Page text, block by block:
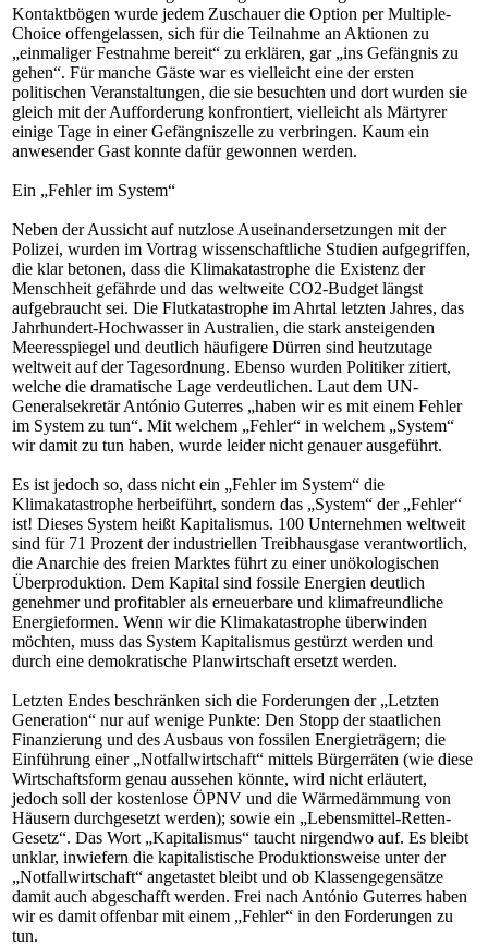
Kontaktbögen wurde jedem Zuschauer die Option per Multiple-
Choice offengelassen, sich für die Teilnahme an Aktionen zu
„einmaliger Festnahme bereit“ zu erklären, gar „ins Gefängnis zu
gehen“. Für manche Gäste war es vielleicht eine der ersten
politischen Veranstaltungen, die sie besuchten und dort wurden sie
gleich mit der Aufforderung konfrontiert, vielleicht als Märtyrer
einige Tage in einer Gefängniszelle zu verbringen. Kaum ein
anwesender Gast konnte dafür gewonnen werden.
Ein „Fehler im System“
Neben der Aussicht auf nutzlose Auseinandersetzungen mit der
Polizei, wurden im Vortrag wissenschaftliche Studien aufgegriffen,
die klar betonen, dass die Klimakatastrophe die Existenz der
Menschheit gefährde und das weltweite CO2-Budget längst
aufgebraucht sei. Die Flutkatastrophe im Ahrtal letzten Jahres, das
Jahrhundert-Hochwasser in Australien, die stark ansteigenden
Meeresspiegel und deutlich häufigere Dürren sind heutzutage
weltweit auf der Tagesordnung. Ebenso wurden Politiker zitiert,
welche die dramatische Lage verdeutlichen. Laut dem UN-
Generalsekretär António Guterres „haben wir es mit einem Fehler
im System zu tun“. Mit welchem „Fehler“ in welchem „System“
wir damit zu tun haben, wurde leider nicht genauer ausgeführt.
Es ist jedoch so, dass nicht ein „Fehler im System“ die
Klimakatastrophe herbeiführt, sondern das „System“ der „Fehler“
ist! Dieses System heißt Kapitalismus. 100 Unternehmen weltweit
sind für 71 Prozent der industriellen Treibhausgase verantwortlich,
die Anarchie des freien Marktes führt zu einer unökologischen
Überproduktion. Dem Kapital sind fossile Energien deutlich
genehmer und profitabler als erneuerbare und klimafreundliche
Energieformen. Wenn wir die Klimakatastrophe überwinden
möchten, muss das System Kapitalismus gestürzt werden und
durch eine demokratische Planwirtschaft ersetzt werden.
Letzten Endes beschränken sich die Forderungen der „Letzten
Generation“ nur auf wenige Punkte: Den Stopp der staatlichen
Finanzierung und des Ausbaus von fossilen Energieträgern; die
Einführung einer „Notfallwirtschaft“ mittels Bürgerräten (wie diese
Wirtschaftsform genau aussehen könnte, wird nicht erläutert,
jedoch soll der kostenlose ÖPNV und die Wärmedämmung von
Häusern durchgesetzt werden); sowie ein „Lebensmittel-Retten-
Gesetz“. Das Wort „Kapitalismus“ taucht nirgendwo auf. Es bleibt
unklar, inwiefern die kapitalistische Produktionsweise unter der
„Notfallwirtschaft“ angetastet bleibt und ob Klassengegensätze
damit auch abgeschafft werden. Frei nach António Guterres haben
wir es damit offenbar mit einem „Fehler“ in den Forderungen zu
tun.